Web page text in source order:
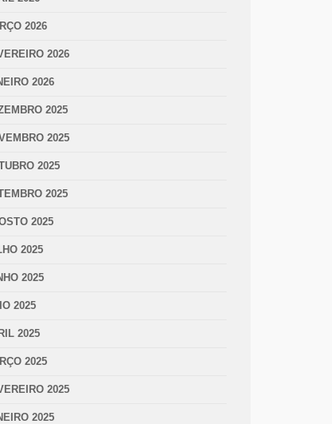
2026
2026
2026
2025
2025
2025
2025
2025
2025
2025
2025
2025
2025
2025
2025